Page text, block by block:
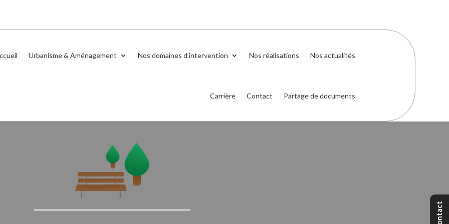
Urbanisme & Aménagement Nos domaines d’intervention Nos réalisations Nos actualités
Carrière Contact Partage de documents
Contact